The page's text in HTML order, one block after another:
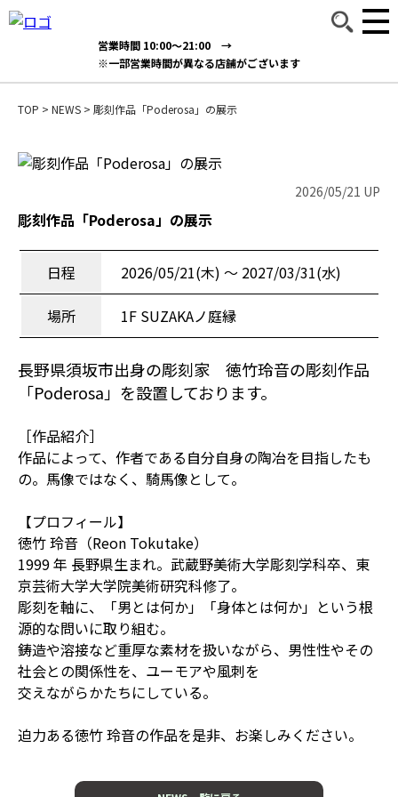
営業時間 10:00～21:00 →
※一部営業時間が異なる店舗がございます
TOP > NEWS > 彫刻作品「Poderosa」の展示
2026/05/21 UP
彫刻作品「Poderosa」の展示
日程 2026/05/21(木) 〜 2027/03/31(水)
場所 1F SUZAKAノ庭縁
長野県須坂市出身の彫刻家 徳竹玲音の彫刻作品
「Poderosa」を設置しております。
［作品紹介］
作品によって、作者である自分自身の陶冶を目指したも
の。馬像ではなく、騎馬像として。
【プロフィール】
徳竹 玲音（Reon Tokutake）
1999 年 長野県生まれ。武蔵野美術大学彫刻学科卒、東
京芸術大学大学院美術研究科修了。
彫刻を軸に、「男とは何か」「身体とは何か」という根
源的な問いに取り組む。
鋳造や溶接など重厚な素材を扱いながら、男性性やその
社会との関係性を、ユーモアや風刺を
交えながらかたちにしている。
迫力ある徳竹 玲音の作品を是非、お楽しみください。